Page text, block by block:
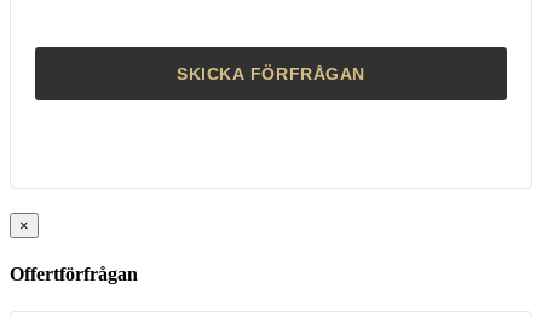
×
Offertförfrågan